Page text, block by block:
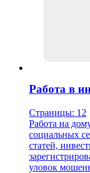
Работа в
Страницы: 12
Работа на
социальных
статей,
уловок